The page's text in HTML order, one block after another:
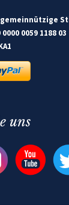
0000 0059 1188 03
uns